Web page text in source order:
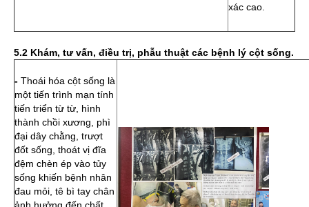
xác cao.
5.2 Khám, tư vấn, điều trị, phẫu thuật các bệnh lý cột sống.
- Thoái hóa cột sống là
một tiến trình mạn tính
tiến triển từ từ, hình
thành chồi xương, phì
đại dây chằng, trượt
đốt sống, thoát vị đĩa
đệm chèn ép vào tủy
sống khiến bệnh nhân
đau mỏi, tê bì tay chân